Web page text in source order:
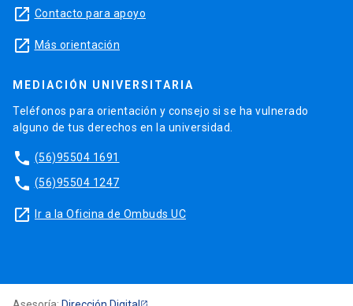
launch Contacto para apoyo
launch Más orientación
MEDIACIÓN UNIVERSITARIA
Teléfonos para orientación y consejo si se ha vulnerado
alguno de tus derechos en la universidad.
phone (56)95504 1691
phone (56)95504 1247
launch Ir a la Oficina de Ombuds UC